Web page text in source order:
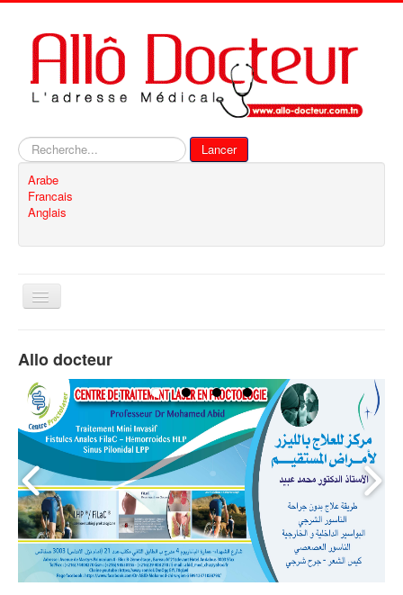
Rechercher
Lancer
Arabe
Francais
Anglais
Basculer
Contact
Allo docteur